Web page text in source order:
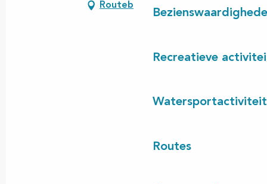
Recreatieve
Routes
Routebeschrijving